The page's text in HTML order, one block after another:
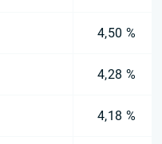
4,50 %
4,28 %
4,18 %